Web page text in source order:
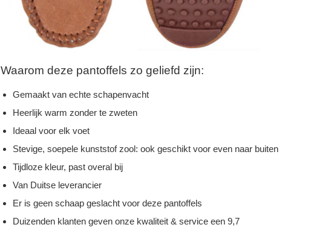
Waarom deze pantoffels zo geliefd zijn:
Gemaakt van echte schapenvacht
Heerlijk warm zonder te zweten
Ideaal voor elk voet
Stevige, soepele kunststof zool: ook geschikt voor even naar buiten
Tijdloze kleur, past overal bij
Van Duitse leverancier
Er is geen schaap geslacht voor deze pantoffels
Duizenden klanten geven onze kwaliteit & service een 9,7